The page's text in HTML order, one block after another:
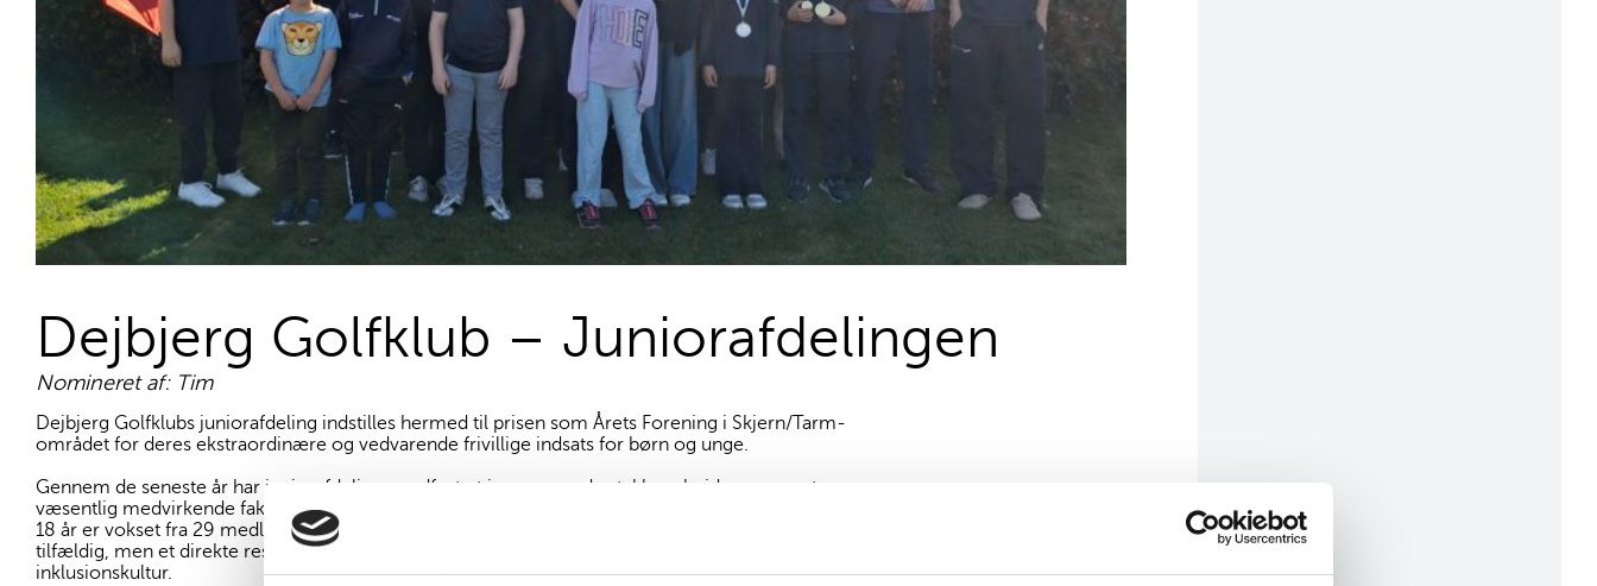
Dejbjerg Golfklub – Juniorafdelingen
Nomineret af: Tim
Dejbjerg Golfklubs juniorafdeling indstilles hermed til prisen som Årets Forening i Skjern/Tarm-
området for deres ekstraordinære og vedvarende frivillige indsats for børn og unge.
Gennem de seneste år har juniorafdelingen udført et imponerende stykke arbejde, og været en
væsentlig medvirkende faktor til en markante medlemsfremgang. Antallet af golfspillere under
18 år er vokset fra 29 medlemmer i 2019 til hele 88 medlemmer i 2025. Denne udvikling er ikke
tilfældig, men et direkte resultat af målrettet frivilligt engagement, nytænkning og en stærk
inklusionskultur.